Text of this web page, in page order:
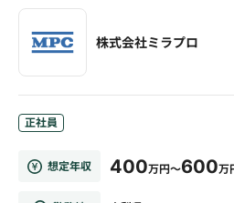
株式会社ミラプロ
正社員
想定年収 400万円～600万